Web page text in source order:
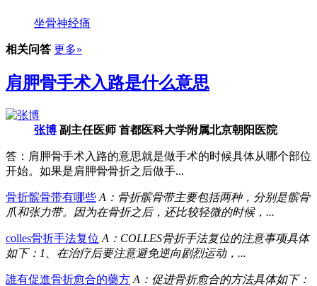
坐骨神经痛
相关问答 更多»
肩胛骨手术入路是什么意思
张博 副主任医师 首都医科大学附属北京朝阳医院
答：肩胛骨手术入路的意思就是做手术的时候具体从哪个部位
开始。如果是肩胛骨骨折之后做手...
骨折髌骨带有哪些 A：骨折髌骨带主要包括两种，分别是髌骨
爪和张力带。因为在骨折之后，还比较轻微的时候，...
colles骨折手法复位 A：COLLES骨折手法复位的注意事项具体
如下：1、在治疗后要注意避免逆向剧烈运动，...
誰有促進骨折愈合的藥方 A：促进骨折愈合的方法具体如下：